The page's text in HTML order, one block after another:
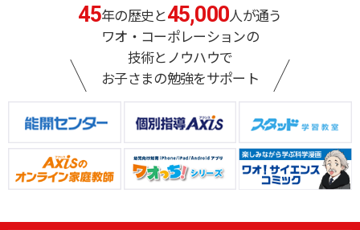
45年の歴史と45,000人が通う
ワオ・コーポレーションの
技術とノウハウで
お子さまの勉強をサポート